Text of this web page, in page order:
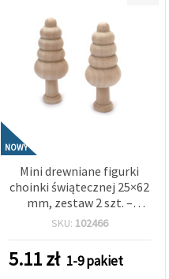
NOWY
Mini drewniane figurki
choinki świątecznej 25×62
mm, zestaw 2 szt. –
idealne do dekoracji
rękodzieła i projektów DIY
SKU: 102466
5.11zł 1-9 pakiet